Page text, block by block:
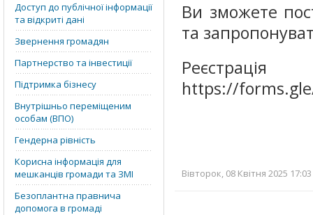
Доступ до публічної інформації
та відкриті дані
Звернення громадян
Партнерство та інвестиції
Підтримка бізнесу
Внутрішньо переміщеним
особам (ВПО)
Гендерна рівність
Корисна інформація для
мешканців громади та ЗМІ
Безоплантна правнича
допомога в громаді
Ви зможете
та
https://
Вівторок, 08 Квітня 2025